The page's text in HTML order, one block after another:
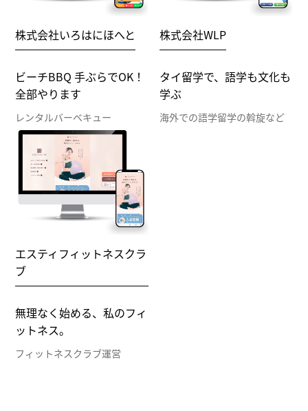
株式会社いろはにほへと
ビーチBBQ 手ぶらでOK！
全部やります
レンタルバーベキュー
株式会社WLP
タイ留学で、語学も文化も
学ぶ
海外での語学留学の斡旋など
エスティフィットネスクラ
ブ
無理なく始める、私のフィ
ットネス。
フィットネスクラブ運営